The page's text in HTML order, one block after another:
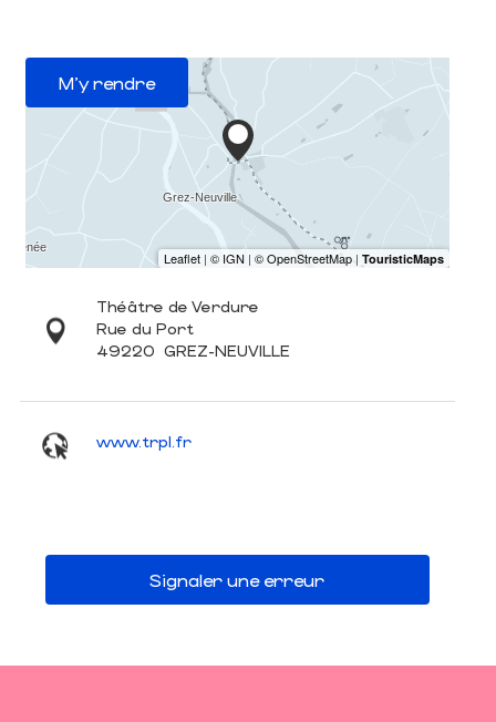
M'y rendre
Théâtre de Verdure
Rue du Port
49220 GREZ-NEUVILLE
www.trpl.fr
Signaler une erreur